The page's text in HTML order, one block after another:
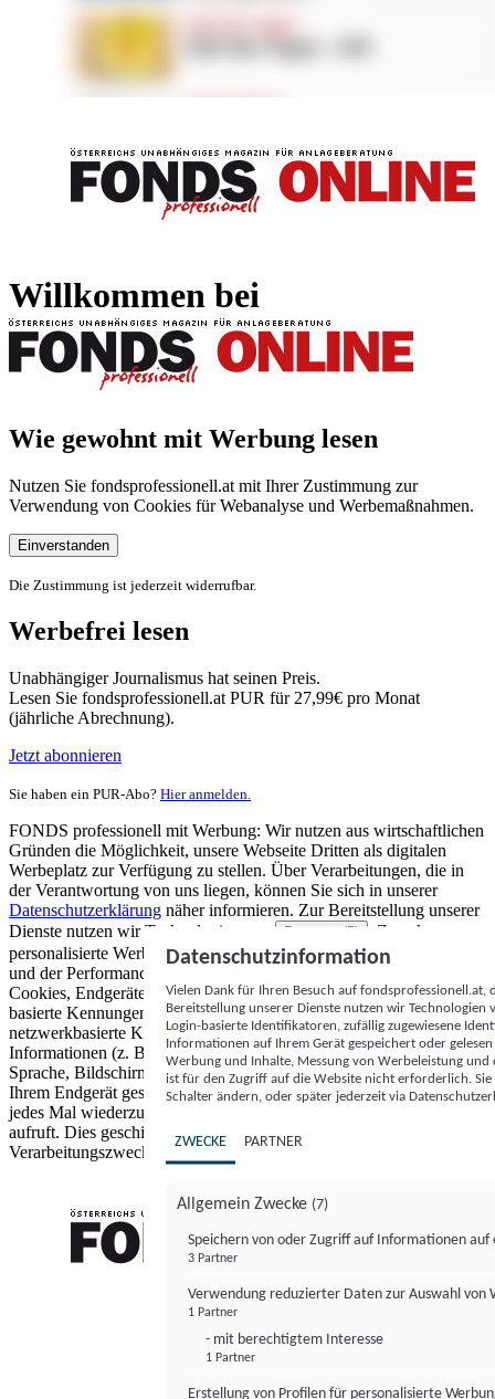
Willkommen bei
Wie gewohnt mit Werbung lesen
Nutzen Sie fondsprofessionell.at mit Ihrer Zustimmung zur
Verwendung von Cookies für Webanalyse und Werbemaßnahmen.
Einverstanden
Die Zustimmung ist jederzeit widerrufbar.
Werbefrei lesen
Unabhängiger Journalismus hat seinen Preis.
Lesen Sie fondsprofessionell.at PUR für 27,99€ pro Monat
(jährliche Abrechnung).
Jetzt abonnieren
Sie haben ein PUR-Abo? Hier anmelden.
FONDS professionell mit Werbung: Wir nutzen aus wirtschaftlichen
Gründen die Möglichkeit, unsere Webseite Dritten als digitalen
Werbeplatz zur Verfügung zu stellen. Über Verarbeitungen, die in
der Verantwortung von uns liegen, können Sie sich in unserer
Datenschutzerklärung näher informieren. Zur Bereitstellung unserer
Dienste nutzen wir Technologien von
Partnern (5)
. Zwecke:
personalisierte Werbung und Inhalte, Messung von Werbeleistung
und der Performance von Inhalten sowie Zielgruppenforschung.
Cookies, Endgeräte- oder ähnliche Online-Kennungen (z. B. login-
basierte Kennungen, zufällig generierte Kennungen,
netzwerkbasierte Kennungen) können zusammen mit anderen
Informationen (z. B. Browsertyp und Browserinformationen,
Sprache, Bildschirmgröße, unterstützte Technologien usw.) auf
Ihrem Endgerät gespeichert oder von dort ausgelesen werden, um es
jedes Mal wiederzuerkennen, wenn es eine App oder einer Webseite
aufruft. Dies geschieht für einen oder mehrere der hier aufgeführten
Verarbeitungszwecke.
Datenschutzinformation
Vielen Dank für Ihren Besuch auf
Bereitstellung unserer Dienste nutzen wir Technologien
Login-basierte Identifikatoren, zufällig zugewiesene
Informationen auf Ihrem Gerät gespeichert oder
Werbung und Inhalte, Messung von Werbeleistung
ist für den Zugriff auf die Website nicht erforderlich.
Schalter ändern, oder später jederzeit via
ZWECKE PARTNER
Allgemein Zwecke (7)
Speichern von oder Zugriff auf Informationen auf
3 Partner
Verwendung reduzierter Daten zur Auswahl von
1 Partner
- mit berechtigtem Interesse
1 Partner
Erstellung von Profilen für personalisierte
FONDS professionell